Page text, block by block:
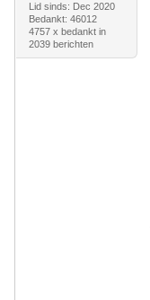
Lid sinds: Dec 2020
Bedankt: 46012
4757 x bedankt in
2039 berichten